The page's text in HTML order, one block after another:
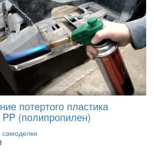
потертого пластика
(полипропилен)